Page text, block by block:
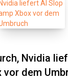
Nvidia
vor dem